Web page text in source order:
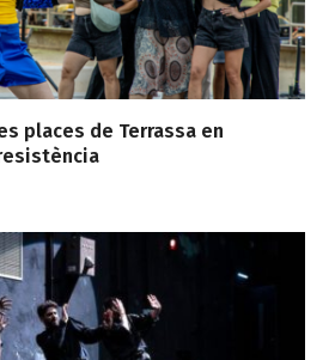
places de Terrassa en